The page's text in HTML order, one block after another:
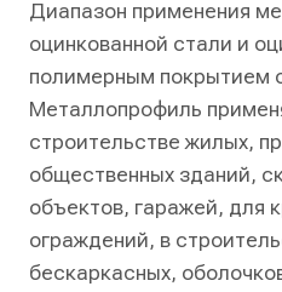
Диапазон применения
оцинкованной стали и
полимерным покрытием
Металлопрофиль
строительстве жилых,
общественных зданий,
объектов, гаражей, для
ограждений, в
бескаркасных,